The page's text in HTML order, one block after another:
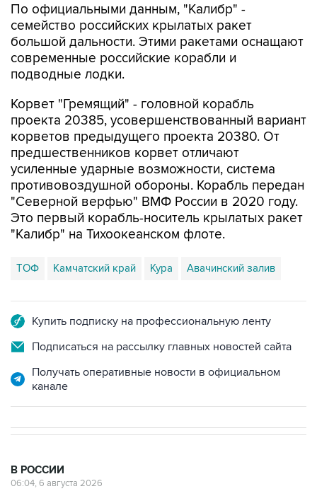
По официальными данным, "Калибр" -
семейство российских крылатых ракет
большой дальности. Этими ракетами оснащают
современные российские корабли и
подводные лодки.
Корвет "Гремящий" - головной корабль
проекта 20385, усовершенствованный вариант
корветов предыдущего проекта 20380. От
предшественников корвет отличают
усиленные ударные возможности, система
противовоздушной обороны. Корабль передан
"Северной верфью" ВМФ России в 2020 году.
Это первый корабль-носитель крылатых ракет
"Калибр" на Тихоокеанском флоте.
ТОФ Камчатский край Кура Авачинский залив
Купить подписку на профессиональную ленту
Подписаться на рассылку главных новостей сайта
Получать оперативные новости в официальном
канале
В РОССИИ
06:04, 6 августа 2026